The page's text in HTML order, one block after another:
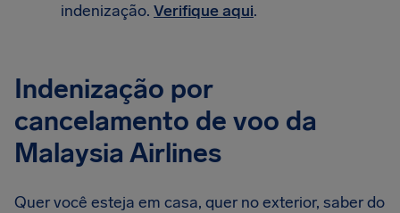
indenização. Verifique aqui.
Indenização por
cancelamento de voo da
Malaysia Airlines
Quer você esteja em casa, quer no exterior, saber do